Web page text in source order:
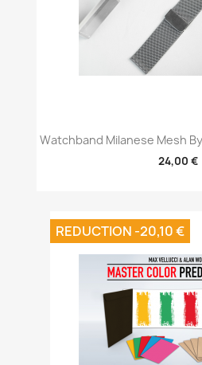
Watchband Milanese Mesh By
24,00 €
REDUCTION -20,10 €